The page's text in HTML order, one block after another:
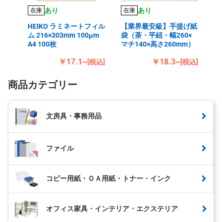
在庫 あり
HEIKO ラミネートフィル
ム 216×303mm 100μm
A4 100枚
￥17.1~[税込]
在庫 あり
【業界最安級】手提げ紙
袋（茶・平紐・幅260×
マチ140×高さ260mm）
￥18.3~[税込]
商品カテゴリー
文房具・事務用品
ファイル
コピー用紙・ＯＡ用紙・トナー・インク
オフィス家具・インテリア・エクステリア